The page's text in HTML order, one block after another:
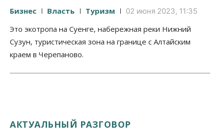
Бизнес Власть Туризм 02 июня 2023, 11:35
Это экотропа на Суенге, набережная реки Нижний
Сузун, туристическая зона на границе с Алтайским
краем в Черепаново.
АКТУАЛЬНЫЙ РАЗГОВОР